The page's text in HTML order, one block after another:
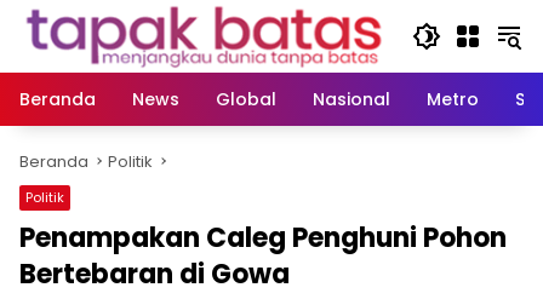
Langsung
Beranda
News Global Nasional Metro
Beranda Politik
Politik
Penampakan Caleg Penghuni Pohon
Bertebaran di Gowa